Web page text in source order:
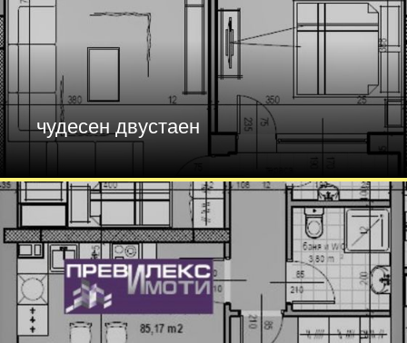
чудесен двустаен